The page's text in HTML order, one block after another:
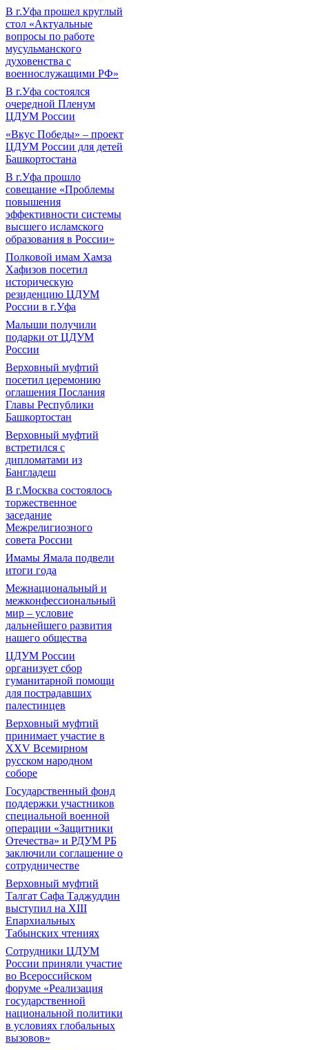
В г.Уфа прошел круглый
стол «Актуальные
вопросы по работе
мусульманского
духовенства с
военнослужащими РФ»
В г.Уфа состоялся
очередной Пленум
ЦДУМ России
«Вкус Победы» – проект
ЦДУМ России для детей
Башкортостана
В г.Уфа прошло
совещание «Проблемы
повышения
эффективности системы
высшего исламского
образования в России»
Полковой имам Хамза
Хафизов посетил
историческую
резиденцию ЦДУМ
России в г.Уфа
Малыши получили
подарки от ЦДУМ
России
Верховный муфтий
посетил церемонию
оглашения Послания
Главы Республики
Башкортостан
Верховный муфтий
встретился с
дипломатами из
Бангладеш
В г.Москва состоялось
торжественное
заседание
Межрелигиозного
совета России
Имамы Ямала подвели
итоги года
Межнациональный и
межконфессиональный
мир – условие
дальнейшего развития
нашего общества
ЦДУМ России
организует сбор
гуманитарной помощи
для пострадавших
палестинцев
Верховный муфтий
принимает участие в
XXV Всемирном
русском народном
соборе
Государственный фонд
поддержки участников
специальной военной
операции «Защитники
Отечества» и РДУМ РБ
заключили соглашение о
сотрудничестве
Верховный муфтий
Талгат Сафа Таджуддин
выступил на ХIII
Епархиальных
Табынских чтениях
Сотрудники ЦДУМ
России приняли участие
во Всероссийском
форуме «Реализация
государственной
национальной политики
в условиях глобальных
вызовов»